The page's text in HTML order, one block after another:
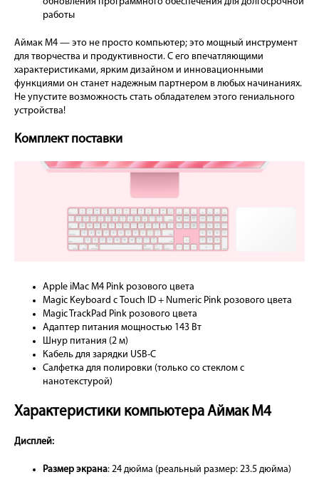
работы
Аймак М4 — это не просто компьютер; это мощный инструмент
для творчества и продуктивности. С его впечатляющими
характеристиками, ярким дизайном и инновационными
функциями он станет надежным партнером в любых начинаниях.
Не упустите возможность стать обладателем этого гениального
устройства!
Комплект поставки
Apple iMac M4 Pink розового цвета
Magic Keyboard с Touch ID + Numeric Pink розового цвета
Magic TrackPad Pink розового цвета
Адаптер питания мощностью 143 Вт
Шнур питания (2 м)
Кабель для зарядки USB-C
Салфетка для полировки (только со стеклом с
нанотекстурой)
Характеристики компьютера Аймак М4
Дисплей:
Размер экрана: 24 дюйма (реальный размер: 23.5 дюйма)